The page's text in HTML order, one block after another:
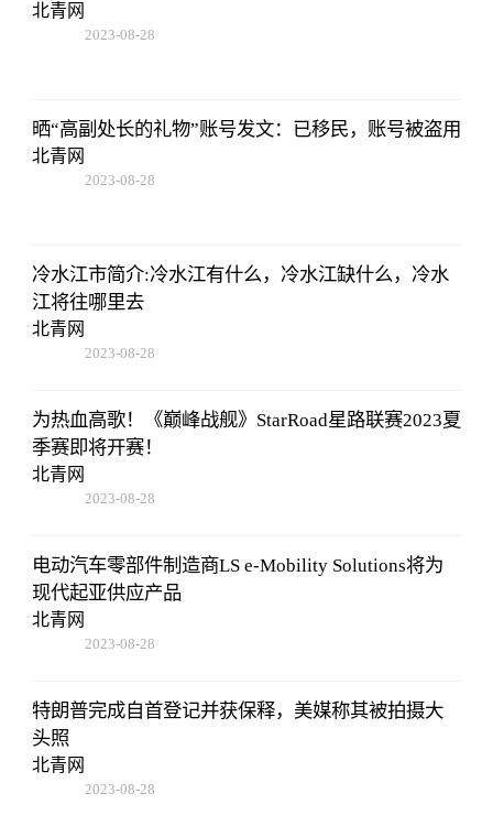
北青网
2023-08-28
晒“高副处长的礼物”账号发文：已移民，账号被盗用
北青网
2023-08-28
冷水江市简介:冷水江有什么，冷水江缺什么，冷水
江将往哪里去
北青网
2023-08-28
为热血高歌！《巅峰战舰》StarRoad星路联赛2023夏
季赛即将开赛！
北青网
2023-08-28
电动汽车零部件制造商LS e-Mobility Solutions将为
现代起亚供应产品
北青网
2023-08-28
特朗普完成自首登记并获保释，美媒称其被拍摄大
头照
北青网
2023-08-28